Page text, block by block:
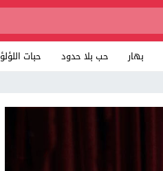
بهار حب بلا حدود حبات اللؤلؤ